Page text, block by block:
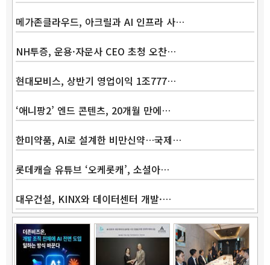
메가존클라우드, 아크릴과 AI 인프라 사…
NH투증, 운용·자문사 CEO 초청 오찬…
현대모비스, 상반기 영업이익 1조777…
‘애니팡2’ 엔드 콘텐츠, 20개월 만에…
한미약품, AI로 설계한 비만신약…국제…
롯데캐슬 유튜브 ‘오케롯캐’, 소셜아…
대우건설, KINX와 데이터센터 개발·…